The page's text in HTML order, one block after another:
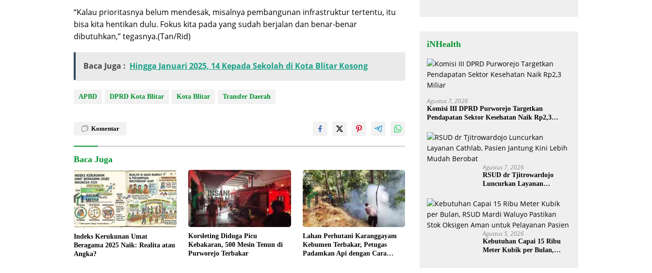
“Kalau prioritasnya belum mendesak, misalnya pembangunan infrastruktur tertentu, itu
bisa kita hentikan dulu. Fokus kita pada yang sudah berjalan dan benar-benar
dibutuhkan,” tegasnya.(Tan/Rid)
Baca Juga : Hingga Januari 2025, 14 Kepada Sekolah di Kota Blitar Kosong
APBD DPRD Kota Blitar Kota Blitar Transfer Daerah
Komentar
Baca Juga
Indeks Kerukunan Umat
Beragama 2025 Naik: Realita atau
Angka?
Korsleting Diduga Picu
Kebakaran, 500 Mesin Tenun di
Purworejo Terbakar
Lahan Perhutani Karanggayam
Kebumen Terbakar, Petugas
Padamkan Api dengan Cara
iNHealth
Agustus 7, 2026
Komisi III DPRD Purworejo Targetkan
Pendapatan Sektor Kesehatan Naik Rp2,3
Agustus 7, 2026
RSUD dr Tjitrowardojo
Luncurkan Layanan
Lebih Mudah Berobat
Agustus 5, 2026
Kebutuhan Capai 15 Ribu
Meter Kubik per Bulan,